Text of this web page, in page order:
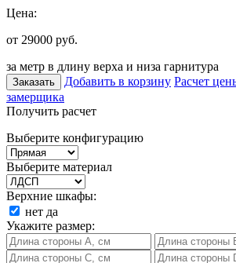
Цена:
от 29000 руб.
за метр в длину верха и низа гарнитура
Заказать Добавить в корзину Расчет
замерщика
Получить расчет
Выберите конфигурацию
Выберите материал
Верхние шкафы:
нет да
Укажите размер: